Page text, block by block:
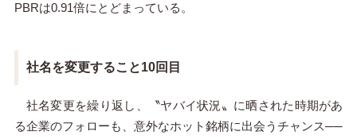
PBRは0.91倍にとどまっている。
社名を変更すること10回目
社名変更を繰り返し、〝ヤバイ状況〟に晒された時期があ
る企業のフォローも、意外なホット銘柄に出会うチャンス──